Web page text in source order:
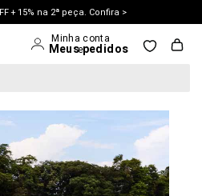
+ 15% na 2ª peça. Confira >
27. Clique e aproveite.